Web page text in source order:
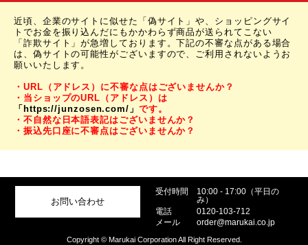
近頃、企業のサイトに似せた「偽サイト」や、ショッピングサイ
トでお金を振り込んだにもかかわらず商品が送られてこない
「詐欺サイト」が急増しております。下記の不審な点がある場合
は、偽サイトの可能性がございますので、ご利用されないようお
願いいたします。
・URL（アドレス）に不審な点はございませんか？
・当ショップのURL（アドレス）は
「https://junzosen.com/」 です。
・不自然な日本語表記はございませんか？
・振込先口座に不審点はございませんか？
お問い合わせ
受付時間
10:00 - 17:00（平日の
み）
電話
0120-103-712
メール
order@marukai.co.jp
Copyright © Marukai Corporation All Right Reserved.